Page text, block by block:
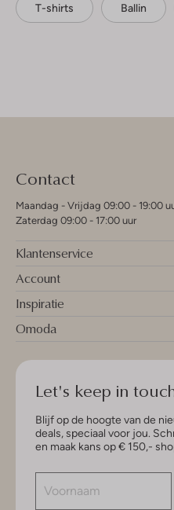
T-shirts Ballin
Contact
Maandag - Vrijdag 09:00 - 19:00
Zaterdag 09:00 - 17:00 uur
Klantenservice
Account
Inspiratie
Omoda
Let's keep in
Blijf op de hoogte van de
deals, speciaal voor jou.
en maak kans op € 150,-